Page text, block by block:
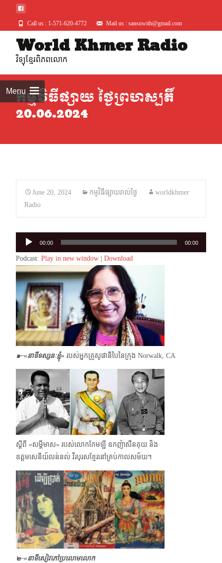
Call us : 1-571-620-4772 Mail us : sansuwith@gmail.com
World Khmer Radio
វិទ្យុខ្មែរពិភពលោក
Menuកម្មវិធីផ្សាយ ថ្ងៃព្រហស្បតិ៍
20.06.2024
June 20, 2024 កម្មវិធីផ្សាយរាល់ថ្ងៃ
worldkhmer
Radio
Audio
Player
00:00 00:00
Podcast: Play in new window Download
๑–«នាទីទស្សនៈខ្ញុំ» របស់អ្នកគ្រូសូផានីបៃនៃក្រុង Norwalk, CA
ស្ដីពី «សម្ដីមាស» របស់លោកកែមឡី ឧកញ៉ាសឺន​គុយ និង
ឧត្តមសេនីយ៍​លន់នល់ វីរបុរស​​ខ្មែរនៅគ្រប់កាលសម័យ។
๒–«នាទីសៀវភៅប្រលោមលោក